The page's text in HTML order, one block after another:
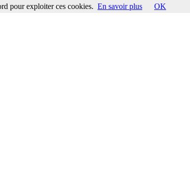
pour exploiter ces cookies. En savoir plus OK